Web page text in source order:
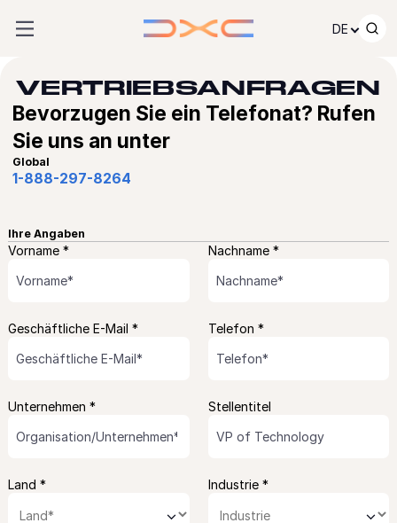
DE
VERTRIEBSANFRAGEN
Bevorzugen Sie ein Telefonat? Rufen
Sie uns an unter
Global
1-888-297-8264
Ihre Angaben
Vorname * Nachname *
Geschäftliche E-Mail * Telefon *
Unternehmen * Stellentitel
Land *
⌄
Industrie *
⌄